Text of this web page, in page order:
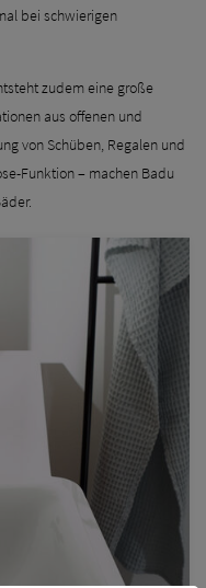
bei schwierigen
zudem eine große
aus offenen und
von Schüben, Regalen und
Funktion – machen Badu